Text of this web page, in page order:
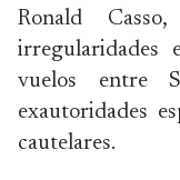
Ronald
irregularidades
vuelos entre
exautoridades
cautelares.